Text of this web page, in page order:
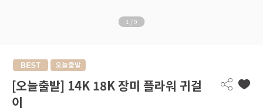
1 /9
[오늘출발] 14K 18K 장미 플라워 귀걸
이